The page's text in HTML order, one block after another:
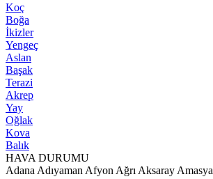
Koç
Boğa
İkizler
Yengeç
Aslan
Başak
Terazi
Akrep
Yay
Oğlak
Kova
Balık
HAVA DURUMU
Adana Adıyaman Afyon Ağrı Aksaray Amasya